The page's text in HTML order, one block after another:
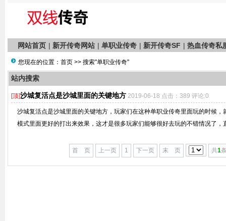
网站首页 | 新开传奇网站 | 单职业传奇 | 新开传奇SF | 热血传奇私
您现在的位置： 首页 >> 搜索"单职业传奇"
站内搜索
[顶]沙城复活点是沙城里面的关键地方 2019-06-18 点击：389 评论:0
沙城复活点是沙城里面的关键地方，玩家们在这种单职业传奇里面玩的时候
模式里面更好的打出来效果，这才是很多玩家们能够很好去玩的不错情况了，
首 页 上一页 1 下一页 末 页 共1